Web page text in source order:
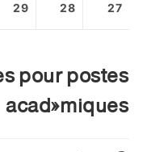
27
28
29
pour postes
académiques